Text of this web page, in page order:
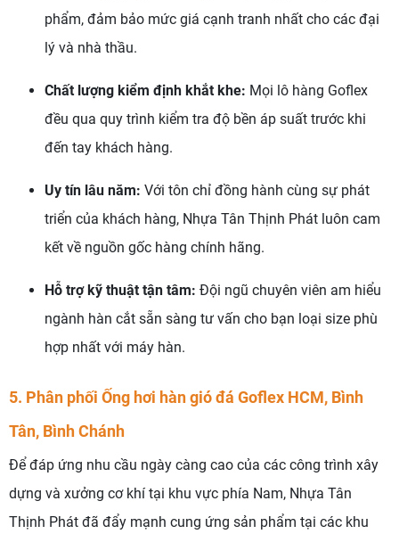
phẩm, đảm bảo mức giá cạnh tranh nhất cho các đại
lý và nhà thầu.
Chất lượng kiểm định khắt khe: Mọi lô hàng Goflex
đều qua quy trình kiểm tra độ bền áp suất trước khi
đến tay khách hàng.
Uy tín lâu năm: Với tôn chỉ đồng hành cùng sự phát
triển của khách hàng, Nhựa Tân Thịnh Phát luôn cam
kết về nguồn gốc hàng chính hãng.
Hỗ trợ kỹ thuật tận tâm: Đội ngũ chuyên viên am hiểu
ngành hàn cắt sẵn sàng tư vấn cho bạn loại size phù
hợp nhất với máy hàn.
5. Phân phối Ống hơi hàn gió đá Goflex HCM, Bình
Tân, Bình Chánh
Để đáp ứng nhu cầu ngày càng cao của các công trình xây
dựng và xưởng cơ khí tại khu vực phía Nam, Nhựa Tân
Thịnh Phát đã đẩy mạnh cung ứng sản phẩm tại các khu